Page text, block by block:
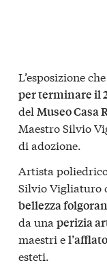
L’esposizione
per terminare il
del Museo Casa
Maestro Silvio
di adozione.
Artista
Silvio Vigliaturo
bellezza
da una perizia
maestri e
esteti.